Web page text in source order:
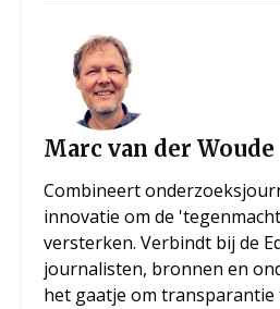
Marc van der Woude
Combineert
innovatie om de
versterken. Verbindt bij de
journalisten, bronnen en
het gaatje om transparantie